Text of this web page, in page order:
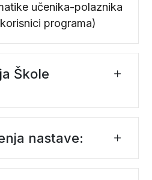
učenika-polaznika
programa)
Škole
nastave: